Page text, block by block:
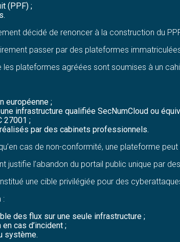
(PPF) ;
décidé de renoncer à la construction du
passer par des plateformes
les plateformes agréées sont soumises à un
européenne ;
infrastructure qualifiée SecNumCloud ou
27001 ;
par des cabinets professionnels.
cas de non-conformité, une plateforme
justifie l’abandon du portail public unique par
une cible privilégiée pour des
:
des flux sur une seule infrastructure ;
cas d’incident ;
système.